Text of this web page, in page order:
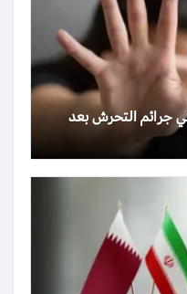
جرائم التحرش بعد